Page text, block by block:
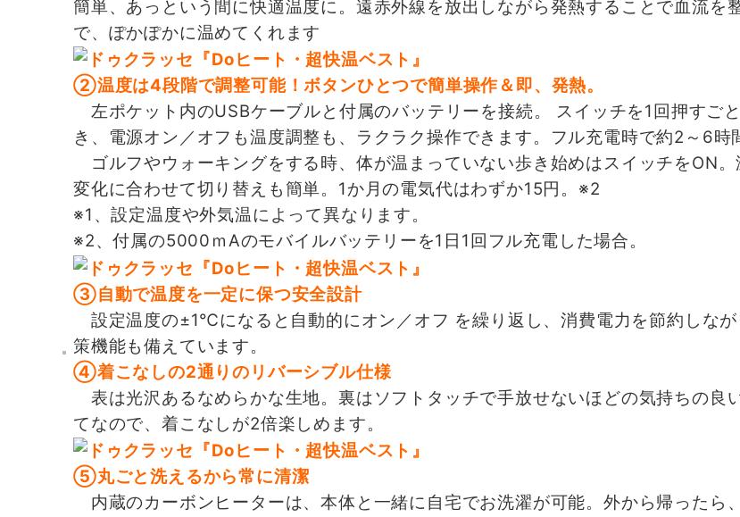
簡単、あっという間に快適温度に。遠赤外線を放出しながら発熱することで血流を
で、ぽかぽかに温めてくれます
②温度は4段階で調整可能！ボタンひとつで簡単操作＆即、発熱。
左ポケット内のUSBケーブルと付属のバッテリーを接続。 スイッチを1回押す
き、電源オン／オフも温度調整も、ラクラク操作できます。フル充電時で約2～6時
ゴルフやウォーキングをする時、体が温まっていない歩き始めはスイッチをON
変化に合わせて切り替えも簡単。1か月の電気代はわずか15円。※2
※1、設定温度や外気温によって異なります。
※2、付属の5000ｍAのモバイルバッテリーを1日1回フル充電した場合。
③自動で温度を一定に保つ安全設計
設定温度の±1℃になると自動的にオン／オフ を繰り返し、消費電力を節約しな
策機能も備えています。
④着こなしの2通りのリバーシブル仕様
表は光沢あるなめらかな生地。裏はソフトタッチで手放せないほどの気持ちの良
てなので、着こなしが2倍楽しめます。
⑤丸ごと洗えるから常に清潔
内蔵のカーボンヒーターは、本体と一緒に自宅でお洗濯が可能。外から帰ったら